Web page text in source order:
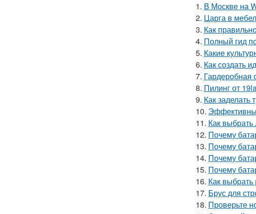
1. В Москве на
2. Царга в
3. Как
4. Полный гид
5. Какие
6. Как создать
7. Гардеробная
8. Пилинг от
9. Как
10.
11. Как
12. Почему
13. Почему
14. Почему
15. Почему
16. Как
17. Брус для
18. Проверьте